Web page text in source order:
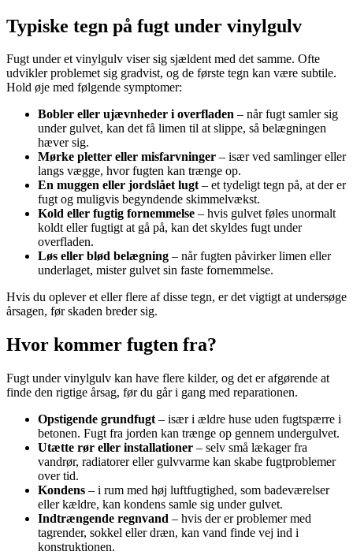
Typiske tegn på fugt under vinylgulv
Fugt under et vinylgulv viser sig sjældent med det samme. Ofte
udvikler problemet sig gradvist, og de første tegn kan være subtile.
Hold øje med følgende symptomer:
Bobler eller ujævnheder i overfladen – når fugt samler sig
under gulvet, kan det få limen til at slippe, så belægningen
hæver sig.
Mørke pletter eller misfarvninger – især ved samlinger eller
langs vægge, hvor fugten kan trænge op.
En muggen eller jordslået lugt– et tydeligt tegn på, at der er
fugt og muligvis begyndende skimmelvækst.
Kold eller fugtig fornemmelse – hvis gulvet føles unormalt
koldt eller fugtigt at gå på, kan det skyldes fugt under
overfladen.
Løs eller blød belægning – når fugten påvirker limen eller
underlaget, mister gulvet sin faste fornemmelse.
Hvis du oplever et eller flere af disse tegn, er det vigtigt at undersøge
årsagen, før skaden breder sig.
Hvor kommer fugten fra?
Fugt under vinylgulv kan have flere kilder, og det er afgørende at
finde den rigtige årsag, før du går i gang med reparationen.
Opstigende grundfugt – især i ældre huse uden fugtspærre i
betonen. Fugt fra jorden kan trænge op gennem undergulvet.
Utætte rør eller installationer – selv små lækager fra
vandrør, radiatorer eller gulvvarme kan skabe fugtproblemer
over tid.
Kondens – i rum med høj luftfugtighed, som badeværelser
eller kældre, kan kondens samle sig under gulvet.
Indtrængende regnvand – hvis der er problemer med
tagrender, sokkel eller dræn, kan vand finde vej ind i
konstruktionen.